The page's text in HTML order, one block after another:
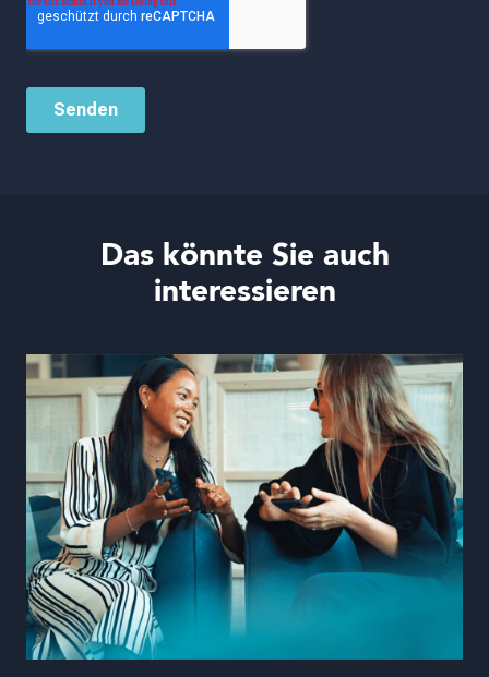
Das könnte Sie auch
interessieren